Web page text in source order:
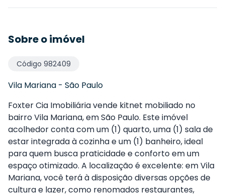
Sobre o imóvel
Código 982409
Vila Mariana - São Paulo
Foxter Cia Imobiliária vende kitnet mobiliado no
bairro Vila Mariana, em São Paulo. Este imóvel
acolhedor conta com um (1) quarto, uma (1) sala de
estar integrada à cozinha e um (1) banheiro, ideal
para quem busca praticidade e conforto em um
espaço otimizado. A localização é excelente: em Vila
Mariana, você terá à disposição diversas opções de
cultura e lazer, como renomados restaurantes,